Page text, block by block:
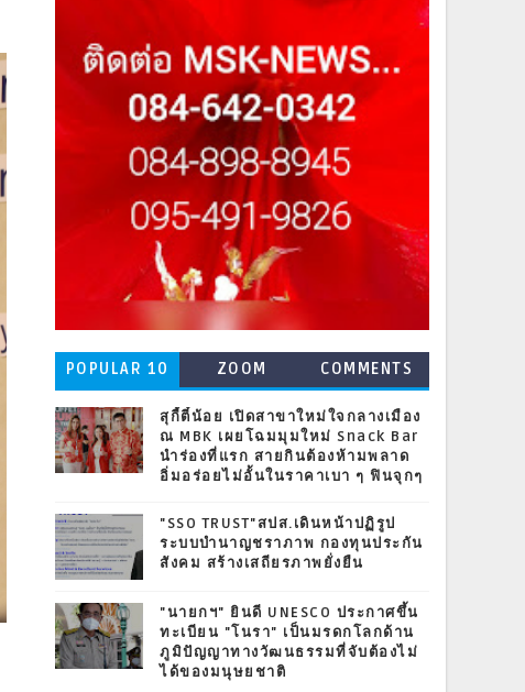
POPULAR 10 ZOOM COMMENTS
สุกี้ตี๋น้อย เปิดสาขาใหม่ใจกลางเมือง
ณ MBK เผยโฉมมุมใหม่ Snack Bar
นำร่องที่แรก สายกินต้องห้ามพลาด
อิ่มอร่อยไม่อั้นในราคาเบา ๆ ฟินจุกๆ
"SSO TRUST"สปส.เดินหน้าปฏิรูป
ระบบบำนาญชราภาพ กองทุนประกัน
สังคม สร้างเสถียรภาพยั่งยืน
"นายกฯ" ยินดี UNESCO ประกาศขึ้น
ทะเบียน "โนรา" เป็นมรดกโลกด้าน
ภูมิปัญญาทางวัฒนธรรมที่จับต้องไม่
ได้ของมนุษยชาติ